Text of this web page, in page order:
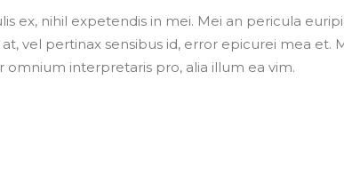
ex, nihil expetendis in mei. Mei an pericula
vel pertinax sensibus id, error epicurei mea et.
omnium interpretaris pro, alia illum ea vim.